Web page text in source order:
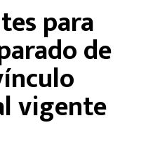
para
de
vigente